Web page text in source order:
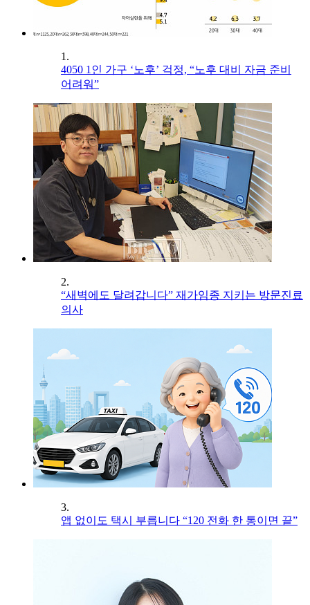
1.
4050 1인 가구 ‘노후’ 걱정, “노후 대비 자금 준비
어려워”
2.
“새벽에도 달려갑니다” 재가임종 지키는 방문진료
의사
3.
앱 없이도 택시 부릅니다 “120 전화 한 통이면 끝”